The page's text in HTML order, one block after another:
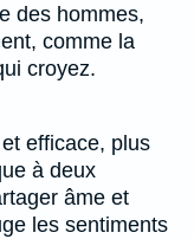
des hommes,
comme la
croyez.
efficace, plus
à deux
âme et
les sentiments